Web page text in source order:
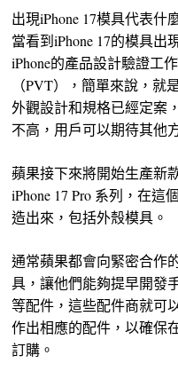
出現iPhone 17模具代表什
當看到iPhone 17的模具
iPhone的產品設計驗證工
（PVT），簡單來說，就
外觀設計和規格已經定案
不高，用戶可以期待其他
蘋果接下來將開始生產新
iPhone 17 Pro 系列，在
造出來，包括外殼模具。
通常蘋果都會向緊密合作
具，讓他們能夠提早開發
等配件，這些配件商就可
作出相應的配件，以確保
訂購。